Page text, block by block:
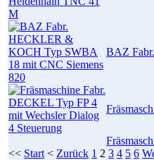
BAZ
<< Start < Zurück 1 2 3 4 5 6